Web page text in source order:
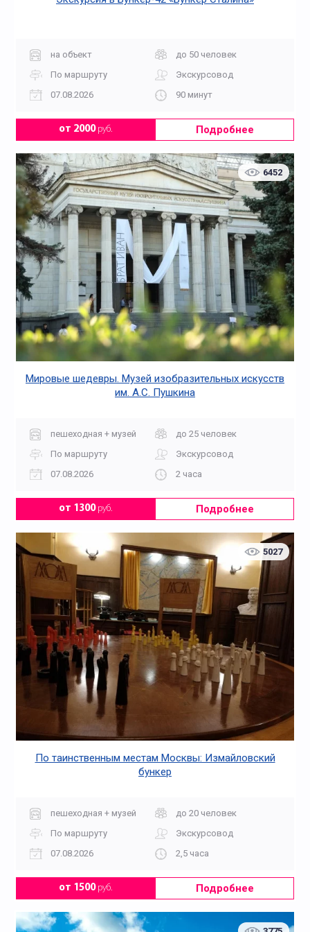
на объект
до 50 человек
По маршруту
Экскурсовод
07.08.2026
90 минут
от 2000руб. Подробнее
6452
Мировые шедевры. Музей изобразительных искусств
им. А.С. Пушкина
пешеходная + музей
до 25 человек
По маршруту
Экскурсовод
07.08.2026
2 часа
от 1300руб. Подробнее
5027
По таинственным местам Москвы: Измайловский
бункер
пешеходная + музей
до 20 человек
По маршруту
Экскурсовод
07.08.2026
2,5 часа
от 1500руб. Подробнее